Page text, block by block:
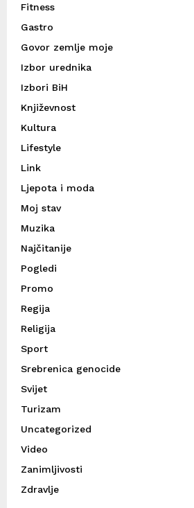
Fitness
Gastro
Govor zemlje moje
Izbor urednika
Izbori BiH
Književnost
Kultura
Lifestyle
Link
Ljepota i moda
Moj stav
Muzika
Najčitanije
Pogledi
Promo
Regija
Religija
Sport
Srebrenica genocide
Svijet
Turizam
Uncategorized
Video
Zanimljivosti
Zdravlje